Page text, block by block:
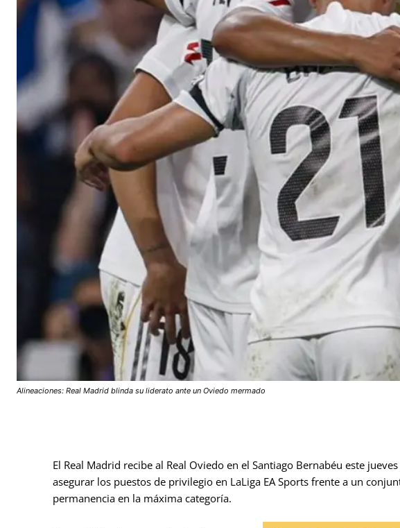
Alineaciones: Real Madrid blinda su liderato ante un Oviedo mermado
El Real Madrid recibe al Real Oviedo en el Santiago Bernabéu este
asegurar los puestos de privilegio en LaLiga EA Sports frente a un
permanencia en la máxima categoría.